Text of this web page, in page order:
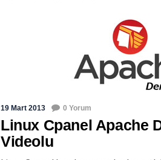
19 Mart 2013 0 Yorum
Linux Cpanel Apache
Videolu